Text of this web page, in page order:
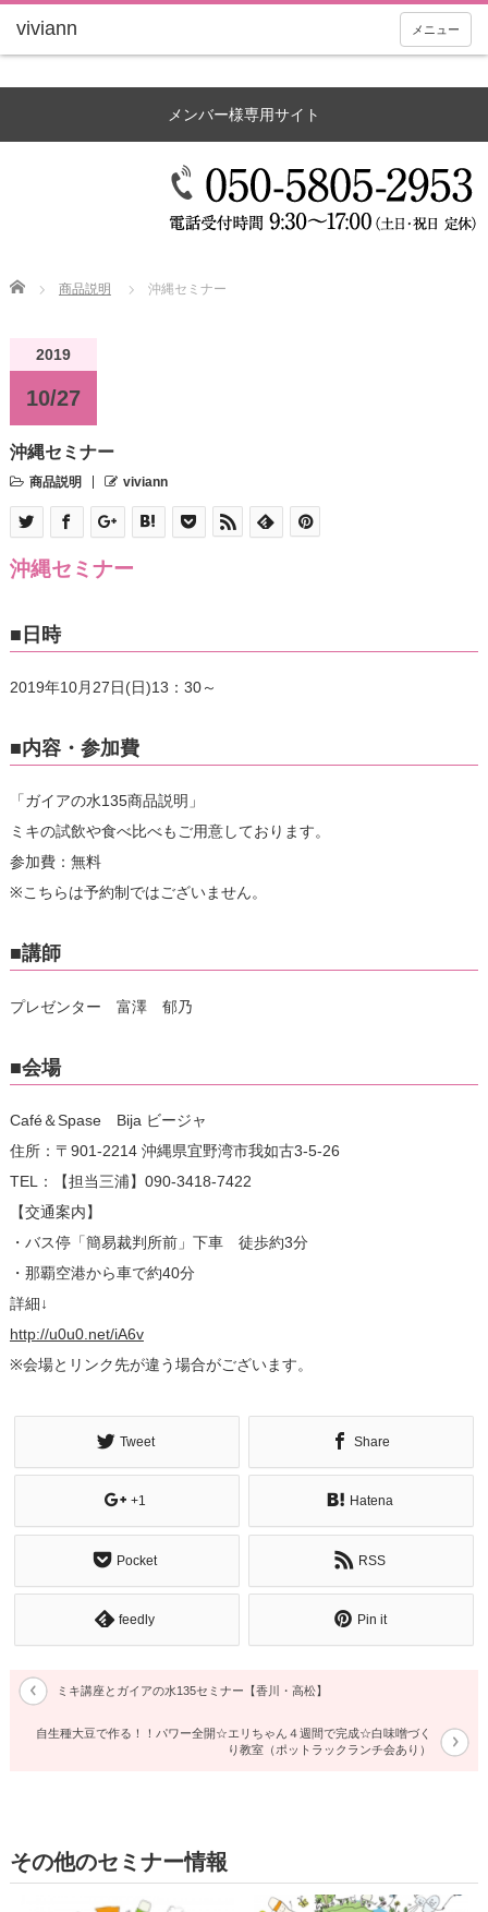
メニュー
メンバー様専用サイト
Home 商品説明 沖縄セミナー
2019
10/27
沖縄セミナー
商品説明 viviann
沖縄セミナー
■日時
2019年10月27日(日)13：30～
■内容・参加費
「ガイアの水135商品説明」
ミキの試飲や食べ比べもご用意しております。
参加費：無料
※こちらは予約制ではございません。
■講師
プレゼンター 富澤 郁乃
■会場
Café＆Spase Bija ビージャ
住所：〒901-2214 沖縄県宜野湾市我如古3-5-26
TEL：【担当三浦】090-3418-7422
【交通案内】
・バス停「簡易裁判所前」下車 徒歩約3分
・那覇空港から車で約40分
詳細↓
http://u0u0.net/iA6v
※会場とリンク先が違う場合がございます。
Tweet Share
+1 Hatena
Pocket RSS
feedly Pin it
ミキ講座とガイアの水135セミナー【香川・高松】
自生種大豆で作る！！パワー全開☆エリちゃん４週間で完成☆白味噌づく
り教室（ポットラックランチ会あり）
その他のセミナー情報